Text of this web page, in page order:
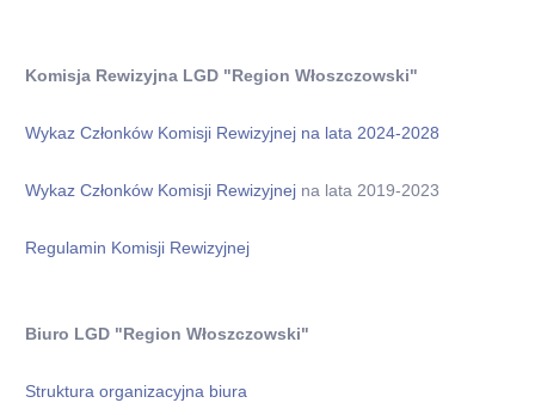
Komisja Rewizyjna LGD "Region Włoszczowski"
Wykaz Członków Komisji Rewizyjnej na lata 2024-2028
Wykaz Członków Komisji Rewizyjnej na lata 2019-2023
Regulamin Komisji Rewizyjnej
Biuro LGD "Region Włoszczowski"
Struktura organizacyjna biura